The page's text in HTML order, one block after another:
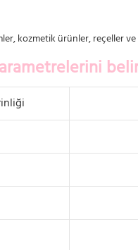
kozmetik ürünler, reçeller